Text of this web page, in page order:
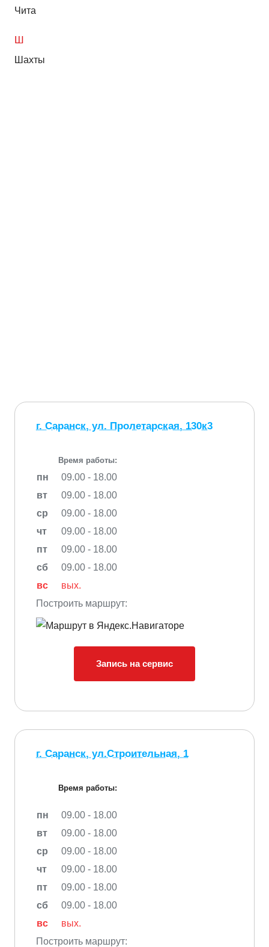
Чита
Ш
Шахты
г. Саранск, ул. Пролетарская, 130к3
Время работы:
пн
09.00 - 18.00
вт
09.00 - 18.00
ср
09.00 - 18.00
чт
09.00 - 18.00
пт
09.00 - 18.00
сб
09.00 - 18.00
вс
вых.
Построить маршрут:
Запись на сервис
г. Саранск, ул.Строительная, 1
Время работы:
пн
09.00 - 18.00
вт
09.00 - 18.00
ср
09.00 - 18.00
чт
09.00 - 18.00
пт
09.00 - 18.00
сб
09.00 - 18.00
вс
вых.
Построить маршрут: